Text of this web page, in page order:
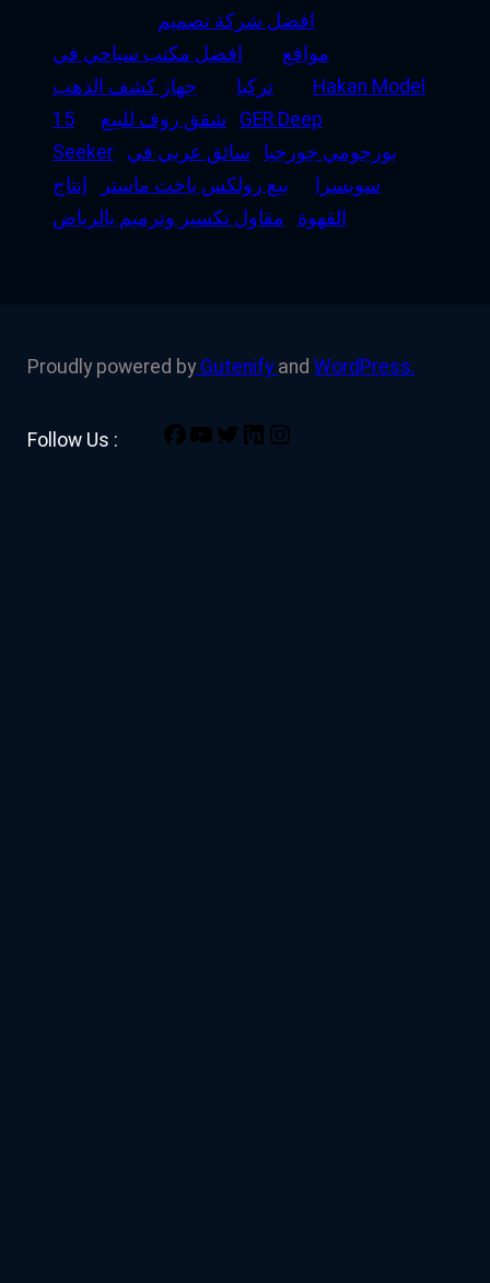
افضل شركة تصميم
مواقع
افضل مكتب سياحي في
تركيا
جهاز كشف الذهب
Hakan Model
15
شقق روف للبيع
GER Deep
Seeker
بورجومي جورجيا
سائق عربي في
سويسرا
بيع رولكس ياخت ماستر
إنتاج
القهوة
مقاول تكسير وترميم بالرياض
Proudly powered byGutenify and WordPress.
Follow Us : Facebook
YouTube
TwitterLinkedIn